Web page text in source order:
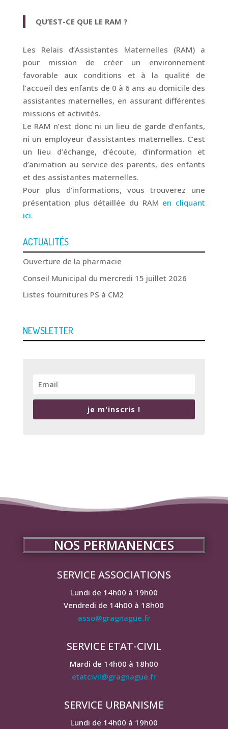
QU’EST-CE QUE LE RAM ?
Les Relais d’Assistantes Maternelles (RAM) a
pour mission de créer un environnement
favorable aux conditions et à la qualité de
l’accueil des enfants de 0 à 6 ans au domicile des
assistantes maternelles, en assurant différentes
missions et activités.
Le RAM n’est donc ni un lieu de garde d’enfants,
ni un employeur d’assistantes maternelles. C’est
un lieu d’échange, d’écoute, d’information et
d’animation au service des parents, des enfants
et des assistantes maternelles.
Pour plus d’informations, vous trouverez une
présentation plus détaillée du RAM en cliquant
ici.
ACTUALITÉS
Ouverture de la pharmacie
Conseil Municipal du mercredi 15 juillet 2026
Listes fournitures PS à CM2
NEWSLETTER
je m'inscris !
NOS PERMANENCES
SERVICE ASSOCIATIONS
Lundi de 14h00 à 19h00
Vendredi de 14h00 à 18h00
asso@gragnague.fr
SERVICE ETAT-CIVIL
Mardi de 14h00 à 18h00
etatcivil@gragnague.fr
SERVICE URBANISME
Lundi de 14h00 à 19h00